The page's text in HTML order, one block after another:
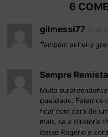
6
gilmessi77
Também achei o
Sempre Remista
Muito
qualidade. Estamos
ficar com cara de
mais, se a diretoria
desse Rogério e